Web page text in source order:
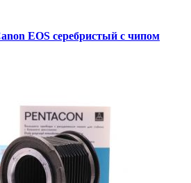
EOS серебристый с чипом